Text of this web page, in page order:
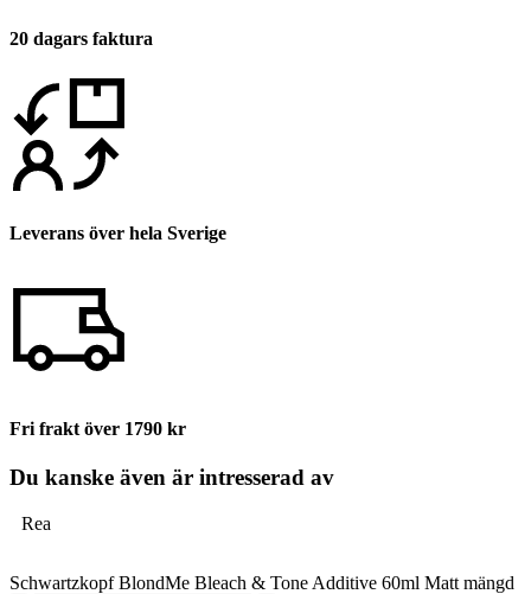
20 dagars faktura
Leverans över hela Sverige
Fri frakt över 1790 kr
Du kanske även är intresserad av
Rea
Schwartzkopf BlondMe Bleach & Tone Additive 60ml Matt mängd